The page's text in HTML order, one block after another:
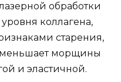
обработки
коллагена,
старения,
морщины
и эластичной.